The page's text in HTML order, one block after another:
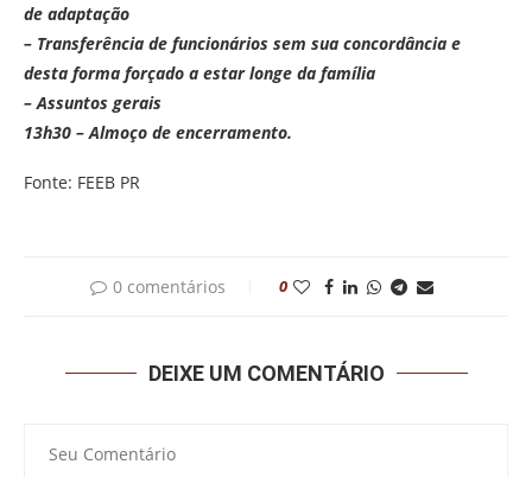
de adaptação
– Transferência de funcionários sem sua concordância e
desta forma forçado a estar longe da família
– Assuntos gerais
13h30 – Almoço de encerramento.
Fonte: FEEB PR
0 comentários 0
DEIXE UM COMENTÁRIO